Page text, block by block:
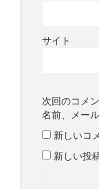
サイト
次回のコメ
名前、メー
新しいコ
新しい投